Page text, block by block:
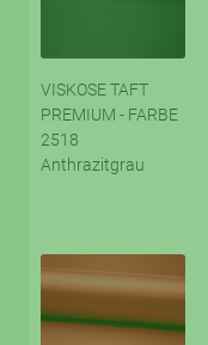
VISKOSE TAFT
PREMIUM - FARBE
2518
Anthrazitgrau